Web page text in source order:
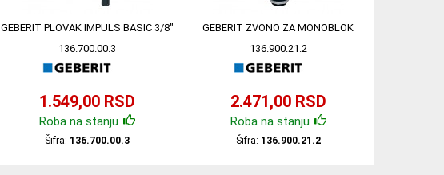
GEBERIT PLOVAK IMPULS BASIC 3/8"
136.700.00.3
1.549,00 RSD
Roba na stanju
Šifra: 136.700.00.3
GEBERIT ZVONO ZA MONOBLOK
136.900.21.2
2.471,00 RSD
Roba na stanju
Šifra: 136.900.21.2